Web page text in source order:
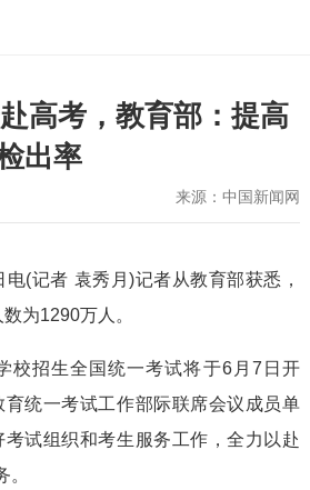
高考，教育部：提高
出率
来源：中国新闻网
(记者 袁秀月)记者从教育部获悉，
为1290万人。
校招生全国统一考试将于6月7日开
统一考试工作部际联席会议成员单
试组织和考生服务工作，全力以赴
。